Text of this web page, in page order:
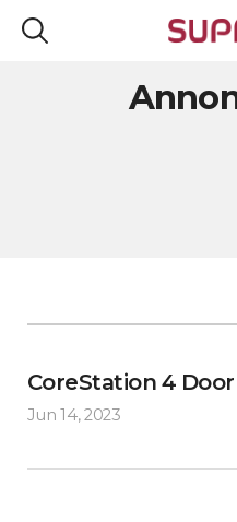
CoreStation 4
Jun 14, 2023